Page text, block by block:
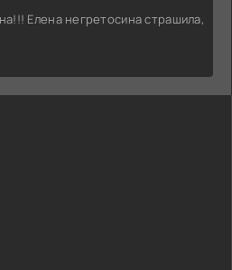
Елена негретосина страшила,